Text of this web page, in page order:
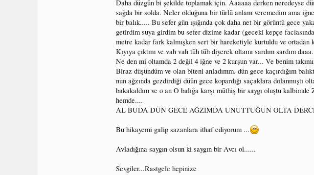
Daha düzgün bi şekilde toplamak için. Aaaaaa derken neredeyse
sağda bir solda. Neler olduğuna bir türlü anlam veremedim ama
bir balık..... Bu sefer gün ışığında çok daha net bir görüntü gece
getirdim suya girdim bu sefer dizime kadar (geceki kepçe
metre kadar fark kalmışken sert bir hareketiyle kurtuldu ve ortadan
Kıyıya çıktım ve vah vah tüh tüh diyerek oltamı sardım sardım
Ne den mi oltamda 2 değil 4 iğne ve 2 kurşun var... Ve benim
Biraz düşündüm ve olan biteni anladımm. dün gece kaçırdığım
nun ağzında gezdirdiği düün gece kopardığı saçaklara dolanmıştı
bakakaldım ve o an O balığa karşı müthiş bir saygı oluştu
hemde....
AL BUDA DÜN GECE AĞZIMDA UNUTTUĞUN OLTA
Bu hikayemi galip sazanlara ithaf ediyorum ...
Avladığına saygın olsun ki saygın bir Avcı ol......
Sevgiler...Rastgele hepinize